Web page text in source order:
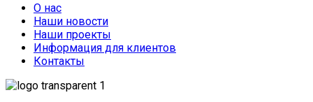
О нас
Наши новости
Наши проекты
Информация для клиентов
Контакты